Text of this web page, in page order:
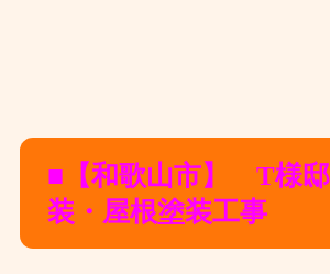
■【和歌山市】 T様
装・屋根塗装工事